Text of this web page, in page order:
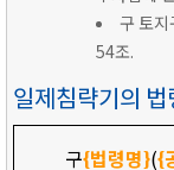
구 토
54조.
일제침략기의 법
구{법령명}({